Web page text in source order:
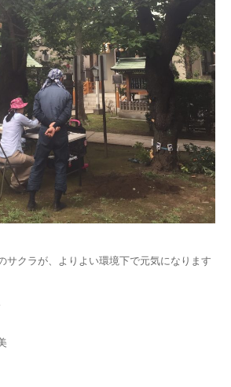
サクラが、よりよい環境下で元気になります